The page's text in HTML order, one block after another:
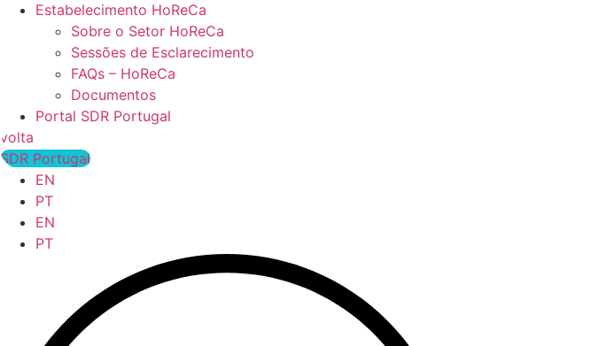
Estabelecimento HoReCa
Sobre o Setor HoReCa
Sessões de Esclarecimento
FAQs – HoReCa
Documentos
Portal SDR Portugal
volta
SDR Portugal
EN
PT
EN
PT